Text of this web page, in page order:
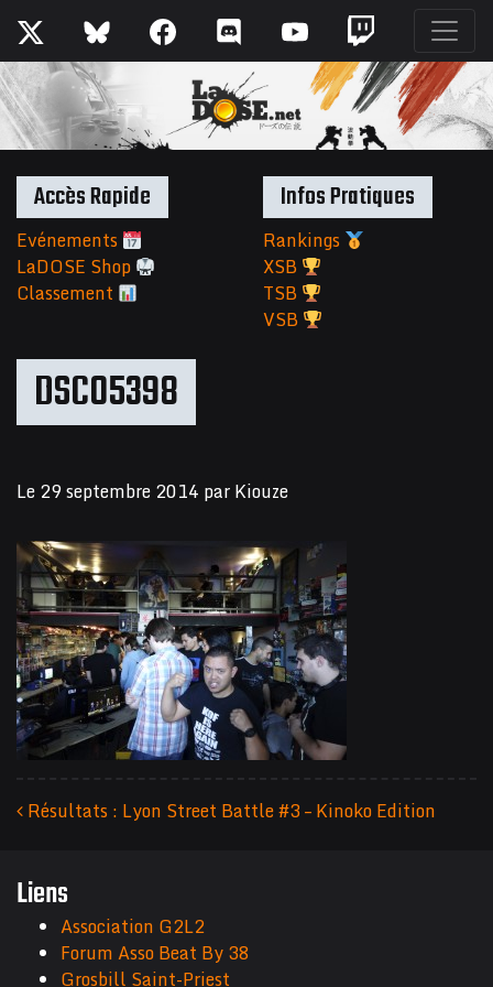
DSC05398
Le29 septembre 2014 parKiouze
Résultats : Lyon Street Battle #3 – Kinoko Edition
Accès Rapide
Evénements
LaDOSE Shop
Classement
Infos Pratiques
Rankings
XSB
TSB
VSB
Liens
Association G2L2
Forum Asso Beat By 38
Grosbill Saint-Priest